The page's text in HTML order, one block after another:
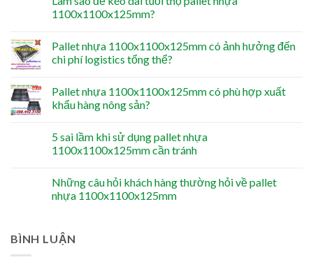
1100x1100x125mm?
Pallet nhựa 1100x1100x125mm có ảnh hưởng đến
chi phí logistics tổng thể?
Pallet nhựa 1100x1100x125mm có phù hợp xuất
khẩu hàng nông sản?
5 sai lầm khi sử dụng pallet nhựa
1100x1100x125mm cần tránh
Những câu hỏi khách hàng thường hỏi về pallet
nhựa 1100x1100x125mm
BÌNH LUẬN